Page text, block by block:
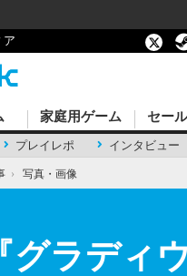
ア
プレイレポ インタビュー
家庭用ゲーム セー
› 写真・画像
グラディ